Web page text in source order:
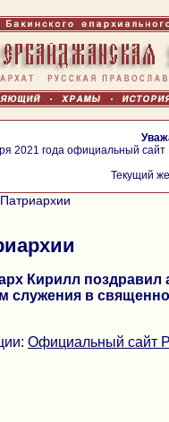
2021 года официальный
Текущий
Кирилл поздравил
служения в
Официальный сайт